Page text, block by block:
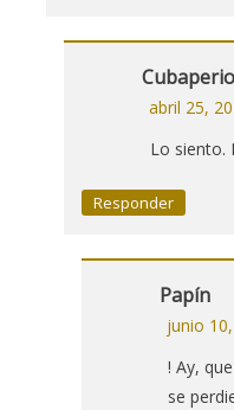
abril 25,
Lo siento.
Responder
Papín
junio
! Ay,
se